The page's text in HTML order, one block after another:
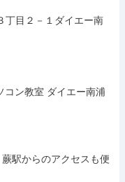
丁目２－１ダイエー南
コン教室 ダイエー南浦
駅からのアクセスも便